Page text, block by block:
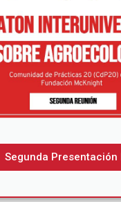
Segunda Presentación